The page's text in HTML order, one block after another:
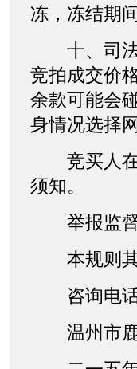
冻，冻结期
十、司法
竞拍成交价
余款可能会
身情况选择
竞买人在
须知。
举报监督
本规则其
咨询电话
温州市鹿